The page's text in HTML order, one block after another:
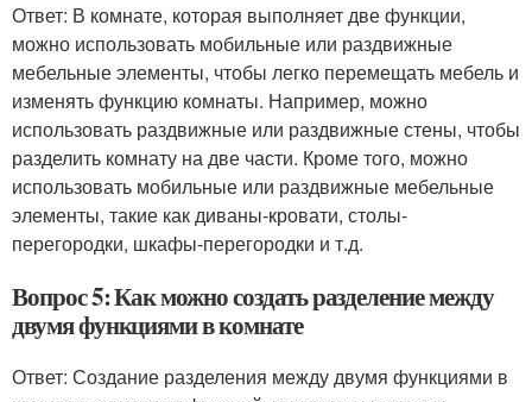
Ответ: В комнате, которая выполняет две функции,
можно использовать мобильные или раздвижные
мебельные элементы, чтобы легко перемещать мебель и
изменять функцию комнаты. Например, можно
использовать раздвижные или раздвижные стены, чтобы
разделить комнату на две части. Кроме того, можно
использовать мобильные или раздвижные мебельные
элементы, такие как диваны-кровати, столы-
перегородки, шкафы-перегородки и т.д.
Вопрос 5: Как можно создать разделение между
двумя функциями в комнате
Ответ: Создание разделения между двумя функциями в